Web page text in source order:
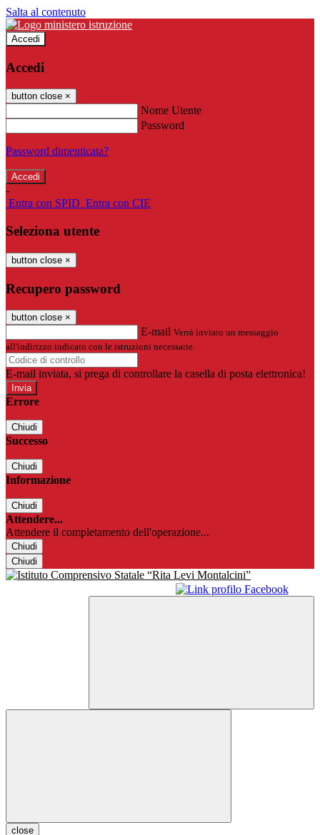
Salta al contenuto
Accedi
Accedi
button close ×
Nome Utente
Password
Password dimenticata?
-
Entra con SPID Entra con CIE
Seleziona utente
button close ×
Recupero password
button close ×
E-mail Verrà inviato un messaggio
all'indirizzo indicato con le istruzioni necessarie.
E-mail inviata, si prega di controllare la casella di posta elettronica!
Errore
Chiudi
Successo
Chiudi
Informazione
Chiudi
Attendere...
Attendere il completamento dell'operazione...
Chiudi
Chiudi
close